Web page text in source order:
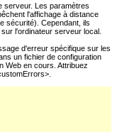
serveur. Les paramètres
l'affichage à distance
sécurité). Cependant, ils
l'ordinateur serveur local.
d'erreur spécifique sur les
un fichier de configuration
Web en cours. Attribuez